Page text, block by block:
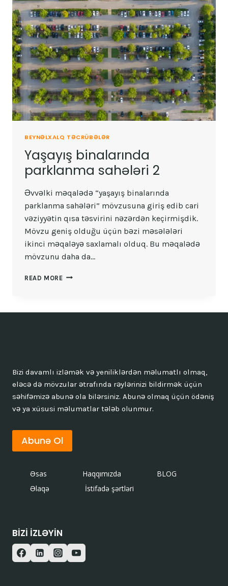
BEYNƏLXALQ TƏCRÜBƏLƏR
Yaşayış binalarında
parklanma sahələri 2
Əvvəlki məqalədə “yaşayış binalarında
parklanma sahələri” mövzusuna giriş edib cari
vəziyyətin qısa təsvirini nəzərdən keçirmişdik.
Mövzu geniş olduğu üçün bəzi məsələləri
ikinci məqaləyə saxlamalı olduq. Bu məqalədə
mövzunu daha da…
READ MORE YAŞAYIŞ
Bizi davamlı izləmək və yeniliklərdən məlumatlı olmaq,
eləcə də mövzular ətrafında rəylərinizi bildirmək üçün
səhifəmizə abunə ola bilərsiniz. Abunə olmaq üçün ödəniş
və ya xüsusi məlumatlar tələb olunmur.
Abunə Ol
Əsas Haqqımızda
BLOG
Əlaqə
İstifadə şərtləri
BIZI IZLƏYIN